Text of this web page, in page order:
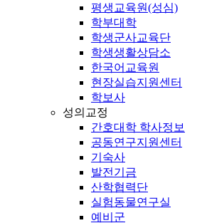
평생교육원(성심)
학부대학
학생군사교육단
학생생활상담소
한국어교육원
현장실습지원센터
학보사
성의교정
간호대학 학사정보
공동연구지원센터
기숙사
발전기금
산학협력단
실험동물연구실
예비군